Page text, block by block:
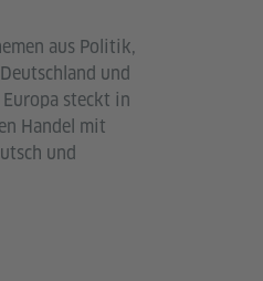
aus Politik,
und
steckt in
Handel mit
und